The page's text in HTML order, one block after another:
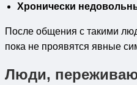
Хронически
После общения с такими
пока не проявятся явные
Люди,